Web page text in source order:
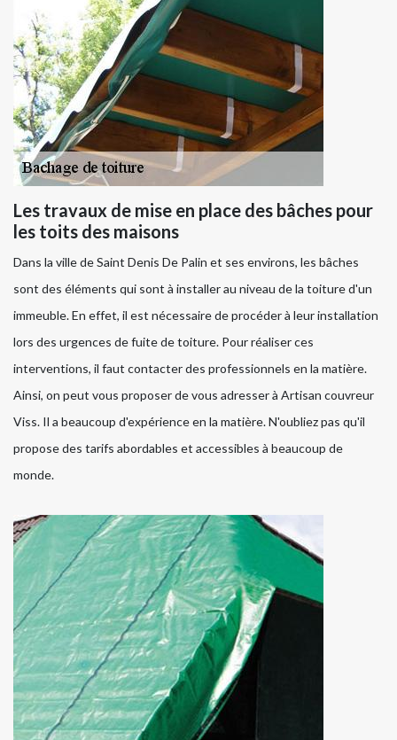
Les travaux de mise en place des bâches pour
les toits des maisons
Dans la ville de Saint Denis De Palin et ses environs, les bâches
sont des éléments qui sont à installer au niveau de la toiture d'un
immeuble. En effet, il est nécessaire de procéder à leur installation
lors des urgences de fuite de toiture. Pour réaliser ces
interventions, il faut contacter des professionnels en la matière.
Ainsi, on peut vous proposer de vous adresser à Artisan couvreur
Viss. Il a beaucoup d'expérience en la matière. N'oubliez pas qu'il
propose des tarifs abordables et accessibles à beaucoup de
monde.